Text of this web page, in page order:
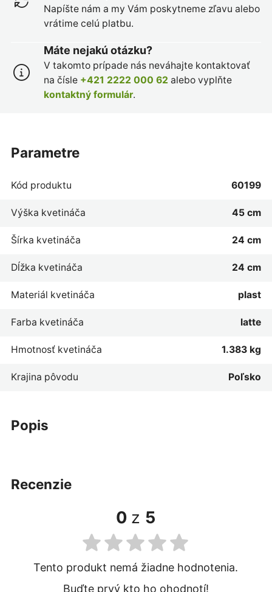
Napíšte nám a my Vám poskytneme zľavu alebo
vrátime celú platbu.
Máte nejakú otázku?
V takomto prípade nás neváhajte kontaktovať
na čísle +421 2222 000 62 alebo vyplňte
kontaktný formulár.
popis
parametre
Kód produktu 60199
Výška kvetináča 45 cm
Šírka kvetináča 24 cm
Dĺžka kvetináča 24 cm
Materiál kvetináča plast
Farba kvetináča latte
Hmotnosť kvetináča 1.383 kg
Krajina pôvodu Poľsko
recenzie
0 z 5
Tento produkt nemá žiadne hodnotenia.
Buďte prvý kto ho ohodnotí!